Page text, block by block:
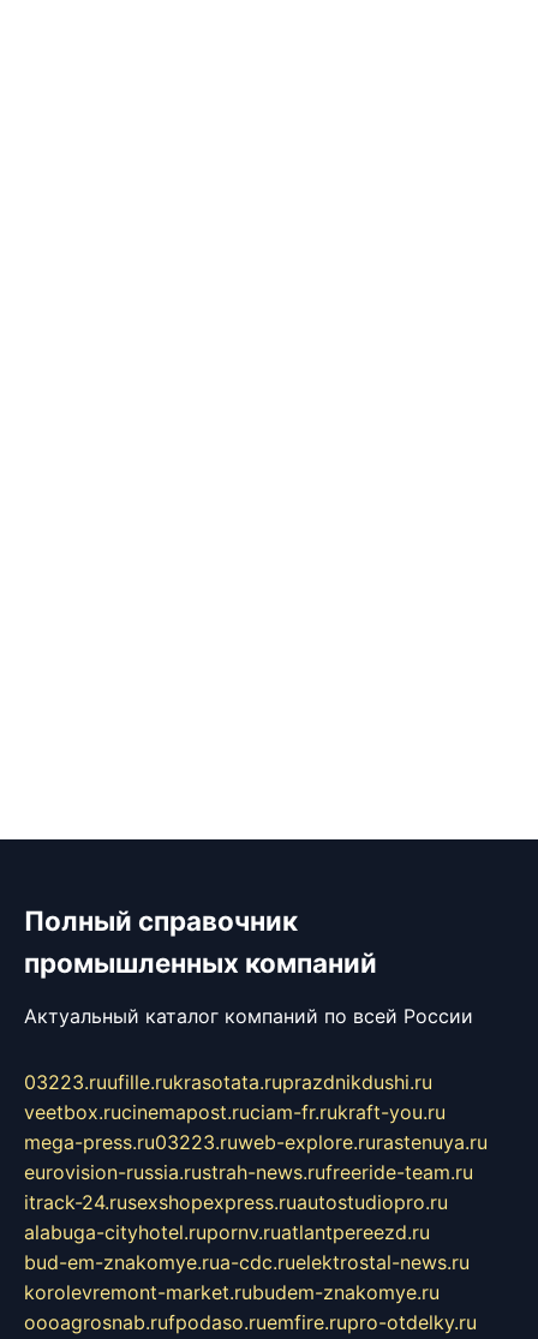
Полный справочник
промышленных компаний
Актуальный каталог компаний по всей России
03223.ruufille.rukrasotata.ruprazdnikdushi.ru
veetbox.rucinemapost.ruciam-fr.rukraft-you.ru
mega-press.ru03223.ruweb-explore.rurastenuya.ru
eurovision-russia.rustrah-news.rufreeride-team.ru
itrack-24.rusexshopexpress.ruautostudiopro.ru
alabuga-cityhotel.rupornv.ruatlantpereezd.ru
bud-em-znakomye.rua-cdc.ruelektrostal-news.ru
korolevremont-market.rubudem-znakomye.ru
oooagrosnab.rufpodaso.ruemfire.rupro-otdelky.ru